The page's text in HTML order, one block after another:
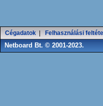
Cégadatok Felhasználási
Netboard Bt. © 2001-2023.